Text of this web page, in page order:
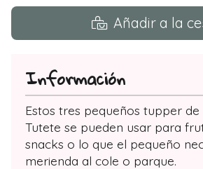
Añadir a la
Información
Estos tres pequeños tupper
Tutete se pueden usar para
snacks o lo que el pequeño
merienda al cole o parque.